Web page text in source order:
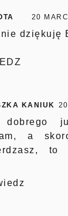
20
dziękuję
KANIUK
dobrego
a